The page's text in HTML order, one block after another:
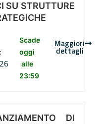
SU STRUTTURE
:
Scade
oggi
alle
23:59
Maggiori
dettagli
DI